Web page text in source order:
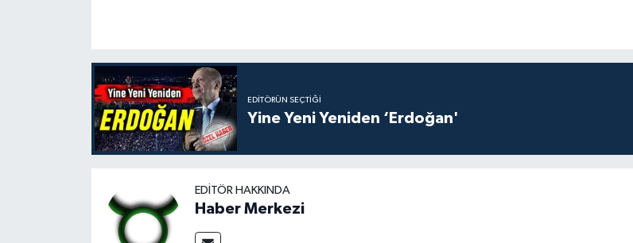
EDITÖRÜN SEÇTIĞI
Yine Yeni Yeniden ‘Erdoğan'
EDITÖR HAKKINDA
Haber Merkezi